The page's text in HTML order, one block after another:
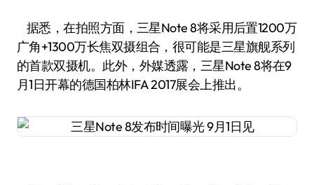
据悉，在拍照方面，三星Note 8将采用后置1200万
广角+1300万长焦双摄组合，很可能是三星旗舰系列
的首款双摄机。此外，外媒透露，三星Note 8将在9
月1日开幕的德国柏林IFA 2017展会上推出。